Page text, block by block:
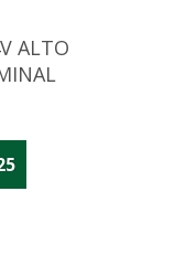
ALTO